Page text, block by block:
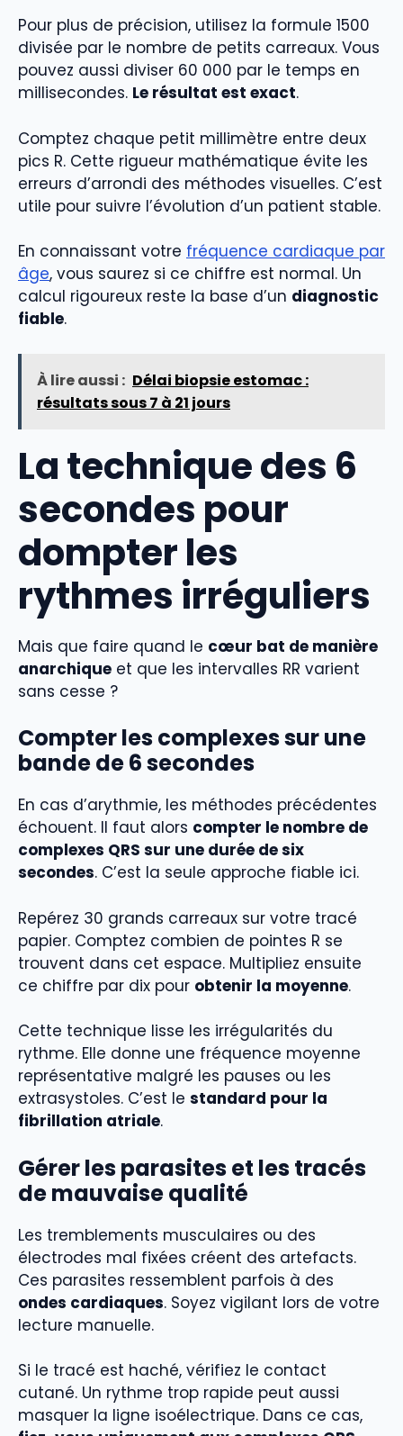
Pour plus de précision, utilisez la formule 1500
divisée par le nombre de petits carreaux. Vous
pouvez aussi diviser 60 000 par le temps en
millisecondes. Le résultat est exact.
Comptez chaque petit millimètre entre deux
pics R. Cette rigueur mathématique évite les
erreurs d’arrondi des méthodes visuelles. C’est
utile pour suivre l’évolution d’un patient stable.
En connaissant votre fréquence cardiaque par
âge, vous saurez si ce chiffre est normal. Un
calcul rigoureux reste la base d’un diagnostic
fiable.
À lire aussi : Délai biopsie estomac :
résultats sous 7 à 21 jours
La technique des 6
secondes pour
dompter les
rythmes irréguliers
Mais que faire quand le cœur bat de manière
anarchique et que les intervalles RR varient
sans cesse ?
Compter les complexes sur une
bande de 6 secondes
En cas d’arythmie, les méthodes précédentes
échouent. Il faut alors compter le nombre de
complexes QRS sur une durée de six
secondes. C’est la seule approche fiable ici.
Repérez 30 grands carreaux sur votre tracé
papier. Comptez combien de pointes R se
trouvent dans cet espace. Multipliez ensuite
ce chiffre par dix pour obtenir la moyenne.
Cette technique lisse les irrégularités du
rythme. Elle donne une fréquence moyenne
représentative malgré les pauses ou les
extrasystoles. C’est le standard pour la
fibrillation atriale.
Gérer les parasites et les tracés
de mauvaise qualité
Les tremblements musculaires ou des
électrodes mal fixées créent des artefacts.
Ces parasites ressemblent parfois à des
ondes cardiaques. Soyez vigilant lors de votre
lecture manuelle.
Si le tracé est haché, vérifiez le contact
cutané. Un rythme trop rapide peut aussi
masquer la ligne isoélectrique. Dans ce cas,